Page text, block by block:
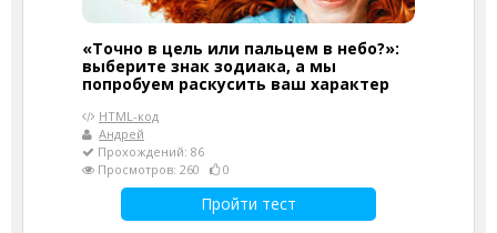
«Точно в цель или пальцем в небо?»:
выберите знак зодиака, а мы
попробуем раскусить ваш характер
HTML-код
Андрей
Прохождений: 86
Просмотров: 260
0
Пройти тест